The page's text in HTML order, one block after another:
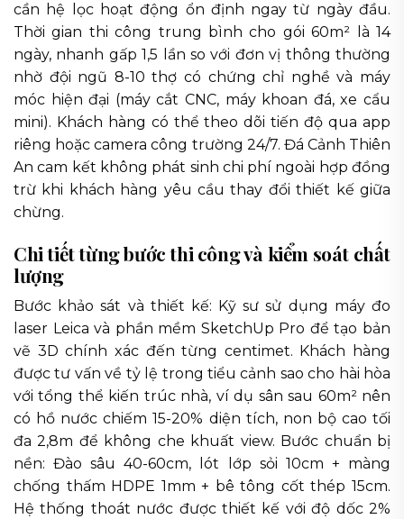
cần hệ lọc hoạt động ổn định ngay từ ngày đầu.
Thời gian thi công trung bình cho gói 60m² là 14
ngày, nhanh gấp 1,5 lần so với đơn vị thông thường
nhờ đội ngũ 8-10 thợ có chứng chỉ nghề và máy
móc hiện đại (máy cắt CNC, máy khoan đá, xe cẩu
mini). Khách hàng có thể theo dõi tiến độ qua app
riêng hoặc camera công trường 24/7. Đá Cảnh Thiên
An cam kết không phát sinh chi phí ngoài hợp đồng
trừ khi khách hàng yêu cầu thay đổi thiết kế giữa
chừng.
Chi tiết từng bước thi công và kiểm soát chất
lượng
Bước khảo sát và thiết kế: Kỹ sư sử dụng máy đo
laser Leica và phần mềm SketchUp Pro để tạo bản
vẽ 3D chính xác đến từng centimet. Khách hàng
được tư vấn về tỷ lệ trong tiểu cảnh sao cho hài hòa
với tổng thể kiến trúc nhà, ví dụ sân sau 60m² nên
có hồ nước chiếm 15-20% diện tích, non bộ cao tối
đa 2,8m để không che khuất view. Bước chuẩn bị
nền: Đào sâu 40-60cm, lót lớp sỏi 10cm + màng
chống thấm HDPE 1mm + bê tông cốt thép 15cm.
Hệ thống thoát nước được thiết kế với độ dốc 2%